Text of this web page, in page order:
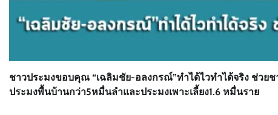
ชาวประมงขอบคุณ “เฉลิมชัย-อลงกรณ์”ทำได้ไวทำได้จริง ช่วย
ประมงพื้นบ้านกว่า5หมื่นลำและประมงเพาะเลี้ยง1.6 หมื่นราย